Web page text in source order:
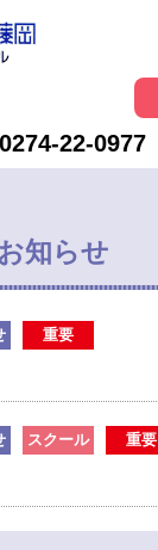
22-0977
お知らせ
重要
スクール 重要